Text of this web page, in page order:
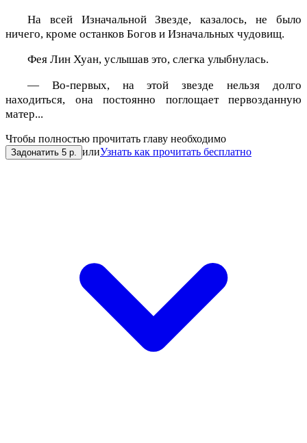
На всей Изначальной Звезде, казалось, не было
ничего, кроме останков Богов и Изначальных чудовищ.
Фея Лин Хуан, услышав это, слегка улыбнулась.
— Во-первых, на этой звезде нельзя долго
находиться, она постоянно поглощает первозданную
матер...
Чтобы полностью прочитать главу необходимо
Задонатить 5 р. илиУзнать как прочитать бесплатно